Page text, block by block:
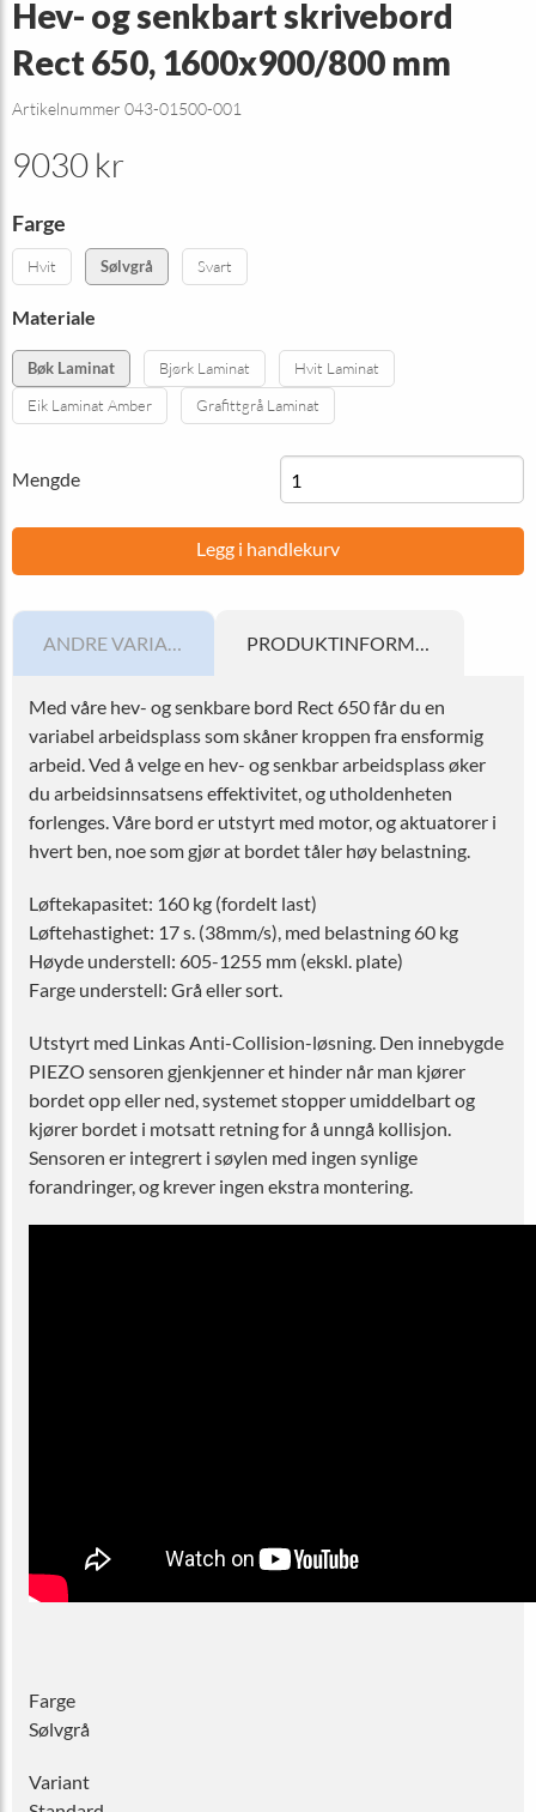
Hev- og senkbart skrivebord
Rect 650, 1600x900/800 mm
Artikelnummer 043-01500-001
9030 kr
Farge
Hvit Sølvgrå Svart
Materiale
Bøk Laminat Bjørk Laminat
Hvit Laminat
Eik Laminat Amber
Grafittgrå Laminat
Mengde
Legg i handlekurv
ANDRE VARIANTER PRODUKTINFORMATION
Med våre hev- og senkbare bord Rect 650 får du en
variabel arbeidsplass som skåner kroppen fra ensformig
arbeid. Ved å velge en hev- og senkbar arbeidsplass øker
du arbeidsinnsatsens effektivitet, og utholdenheten
forlenges. Våre bord er utstyrt med motor, og aktuatorer i
hvert ben, noe som gjør at bordet tåler høy belastning.
Løftekapasitet: 160 kg (fordelt last)
Løftehastighet: 17 s. (38mm/s), med belastning 60 kg
Høyde understell: 605-1255 mm (ekskl. plate)
Farge understell: Grå eller sort.
Utstyrt med Linkas Anti-Collision-løsning. Den innebygde
PIEZO sensoren gjenkjenner et hinder når man kjører
bordet opp eller ned, systemet stopper umiddelbart og
kjører bordet i motsatt retning for å unngå kollisjon.
Sensoren er integrert i søylen med ingen synlige
forandringer, og krever ingen ekstra montering.
Farge
Sølvgrå
Variant